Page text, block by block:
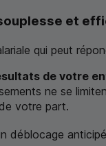
et
qui peut
de votre
ne se
votre part.
déblocage anticipé